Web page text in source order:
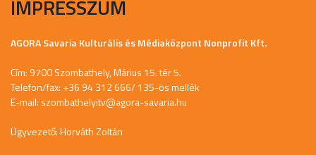
IMPRESSZUM
AGORA Savaria Kulturális és Médiaközpont Nonprofit Kft.
Cím: 9700 Szombathely, Márius 15. tér 5.
Telefon/fax: +36 94 312 666/ 135-ös mellék
E-mail: szombathelyitv@agora-savaria.hu
Ügyvezető: Horváth Zoltán